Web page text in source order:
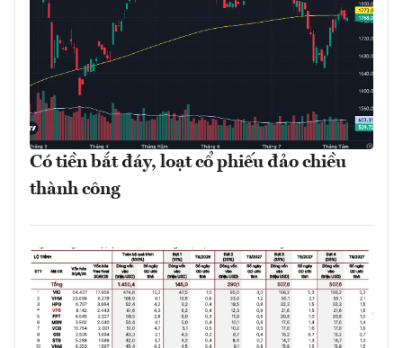
Có tiền bắt đáy, loạt cổ phiếu đảo chiều
thành công